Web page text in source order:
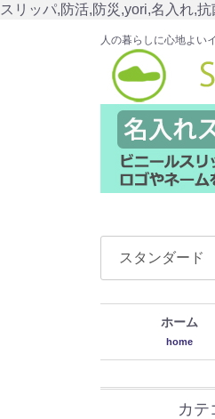
スリッパ,防活,防災,yori,名入れ,
人の暮らしに心地よい
ホーム
home
カテ